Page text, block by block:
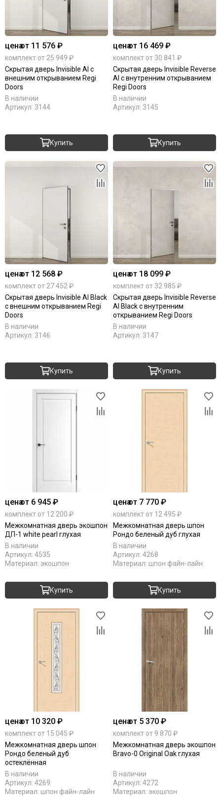
ценаот 11 576 ₽
комплект от 25 949 ₽
Скрытая дверь Invisible Al с
внешним открыванием Regi
Doors
В наличии
Артикул: 3144
Купить
ценаот 16 469 ₽
комплект от 30 841 ₽
Скрытая дверь Invisible Reverse
Al с внутренним открыванием
Regi Doors
В наличии
Артикул: 3145
Купить
ценаот 12 568 ₽
комплект от 27 452 ₽
Скрытая дверь Invisible Al Black
с внешним открыванием Regi
Doors
В наличии
Артикул: 3146
Купить
ценаот 18 099 ₽
комплект от 32 985 ₽
Скрытая дверь Invisible Reverse
Al Black с внутренним
открыванием Regi Doors
В наличии
Артикул: 3147
Купить
ценаот 6 945 ₽
комплект от 12 200 ₽
Межкомнатная дверь экошпон
ДП-1 white pearl глухая
В наличии
Артикул: 4535
Материал: экошпон
Купить
ценаот 7 770 ₽
комплект от 12 495 ₽
Межкомнатная дверь шпон
Рондо беленый дуб глухая
В наличии
Артикул: 4268
Материал: шпон файн-лайн
Купить
ценаот 10 320 ₽
комплект от 15 045 ₽
Межкомнатная дверь шпон
Рондо беленый дуб
остеклённая
В наличии
Артикул: 4269
Материал: шпон файн-лайн
ценаот 5 370 ₽
комплект от 9 870 ₽
Межкомнатная дверь экошпон
Bravo-0 Original Oak глухая
В наличии
Артикул: 4272
Материал: экошпон